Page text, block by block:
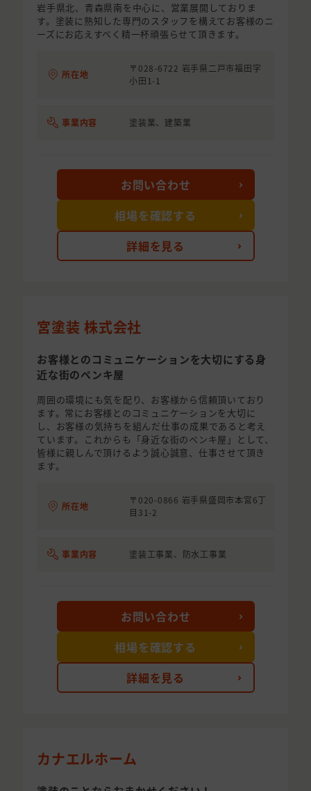
岩手県北、青森県南を中心に、営業展開しておりま
す。塗装に熟知した専門のスタッフを構えてお客様のニ
ーズにお応えすべく精一杯頑張らせて頂きます。
所在地
〒028-6722 岩手県二戸市福田字
小田1-1
事業内容 塗装業、建築業
詳細を見る
お問い合わせ
相場を確認する
宮塗装 株式会社
お客様とのコミュニケーションを大切にする身
近な街のペンキ屋
周囲の環境にも気を配り、お客様から信頼頂いており
ます。常にお客様とのコミュニケーションを大切に
し、お客様の気持ちを組んだ仕事の成果であると考え
ています。これからも「身近な街のペンキ屋」として、
皆様に親しんで頂けるよう誠心誠意、仕事させて頂き
ます。
所在地
〒020-0866 岩手県盛岡市本宮6丁
目31-2
事業内容 塗装工事業、防水工事業
詳細を見る
お問い合わせ
相場を確認する
カナエルホーム